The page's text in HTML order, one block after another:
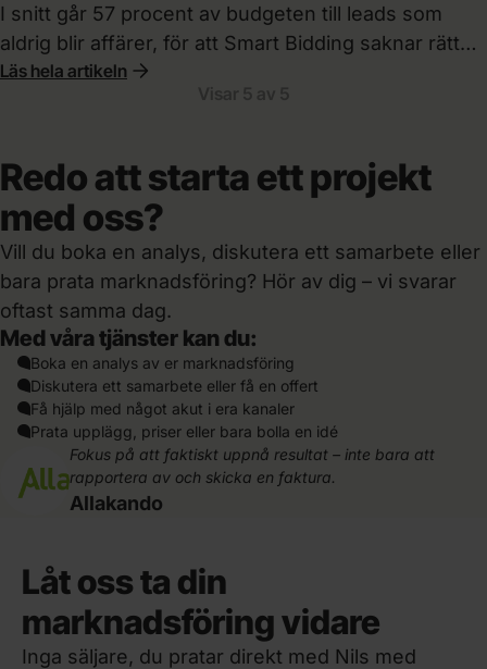
I snitt går 57 procent av budgeten till leads som
aldrig blir affärer, för att Smart Bidding saknar rätt
signal. Offline-konverteringsspårning ger
Läs hela artikeln
Redo att starta ett projekt
med oss?
Vill du boka en analys, diskutera ett samarbete eller
bara prata marknadsföring? Hör av dig – vi svarar
oftast samma dag.
Med våra tjänster kan du:
Boka en analys av er marknadsföring
Diskutera ett samarbete eller få en offert
Få hjälp med något akut i era kanaler
Prata upplägg, priser eller bara bolla en idé
Fokus på att faktiskt uppnå resultat – inte bara att
rapportera av och skicka en faktura.
Allakando
Låt oss ta din
marknadsföring vidare
Inga säljare, du pratar direkt med Nils med